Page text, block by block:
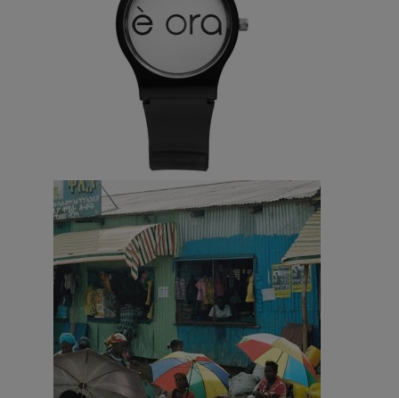
Design – Abele Malpiedi 5